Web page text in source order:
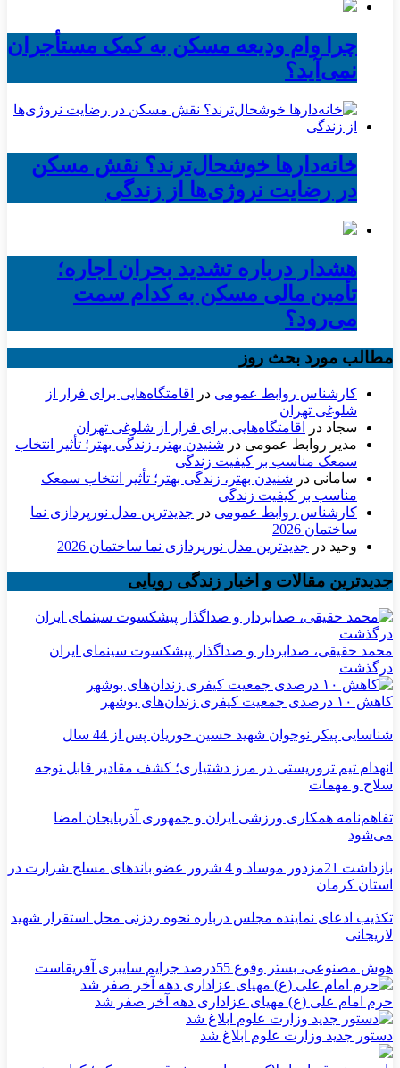
چرا وام ودیعه مسکن به کمک مستأجران
نمی‌آید؟
خانه‌دارها خوشحال‌ترند؟ نقش مسکن
در رضایت نروژی‌ها از زندگی
هشدار درباره تشدید بحران اجاره؛
تأمین مالی مسکن به کدام سمت
می‌رود؟
مطالب مورد بحث روز
کارشناس روابط عمومی در
اقامتگاه‌هایی برای فرار از
شلوغی تهران
سجاد در
اقامتگاه‌هایی برای فرار از شلوغی تهران
مدیر روابط عمومی در شنیدن بهتر، زندگی بهتر؛ تأثیر انتخاب
سمعک مناسب بر کیفیت زندگی
سامانی در شنیدن بهتر، زندگی بهتر؛ تأثیر انتخاب سمعک
مناسب بر کیفیت زندگی
کارشناس روابط عمومی در جدیدترین مدل نورپردازی نما
ساختمان 2026
وحید در جدیدترین مدل نورپردازی نما ساختمان 2026
جدیدترین مقالات و اخبار زندگی رویایی
محمد حقیقی، صدابردار و صداگذار پیشکسوت سینمای ایران
درگذشت
کاهش ۱۰ درصدی جمعیت کیفری زندان‌های بوشهر
شناسایی پیکر نوجوان شهید حسین حوریان پس از 44 سال
انهدام تیم تروریستی در مرز دشتیاری؛ کشف مقادیر قابل توجه
سلاح و مهمات
تفاهم‌نامه همکاری ورزشی ایران و جمهوری آذربایجان امضا
می‌شود
بازداشت 21مزدور موساد و 4 شرور عضو باندهای مسلح شرارت در
استان کرمان
تکذیب ادعای نماینده مجلس درباره نحوه ردزنی محل استقرار شهید
لاریجانی
هوش مصنوعی، بستر وقوع 55درصد جرایم سایبری آفریقاست
حرم امام علی (ع) مهیای عزاداری دهه آخر صفر شد
دستور جدید وزارت علوم ابلاغ شد